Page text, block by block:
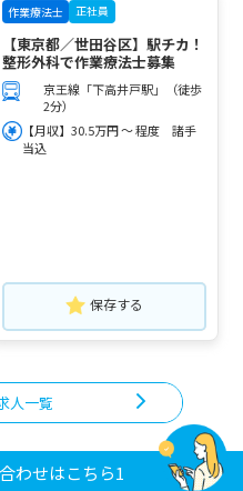
作業療法士 正社員
【東京都／世田谷区】駅チカ！
整形外科で作業療法士募集
京王線「下高井戸駅」（徒歩
2分）
【月収】30.5万円 ～ 程度 諸手
当込
保存する
人一覧
わせはこちら1